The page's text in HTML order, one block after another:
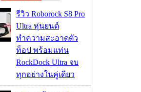
รีวิว Roborock S8 Pro
Ultra หุ่นยนต์
ทำความสะอาดตัว
ท็อป พร้อมแท่น
RockDock Ultra จบ
ทุกอย่างในคู่เดียว